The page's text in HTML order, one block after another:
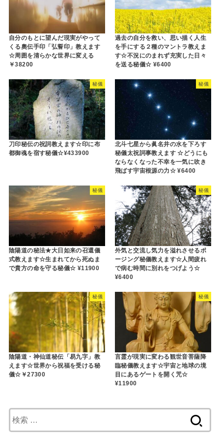
自分のもとに望んだ現実がやって
くる奧伝手印「弘誓印」教えます
☆周囲を清らかな世界に変える
￥38200
過去の自分を救い、思い描く人生
を手にする２種のマントラ教えま
す☆不況にのまれず充実した日々
を送る秘儀☆ ¥6400
秘儀
刀印秘伝の祝詞教えます☆印に布
都御魂を宿す秘儀☆¥433900
秘儀
北斗七星から眞名井の水を下ろす
秘儀太祝詞事教えます ☆どうにも
ならなくなった不幸を一気に吹き
飛ばす宇宙根源の力☆ ¥6400
秘儀
陰陽道の秘法★大日如来の召還儀
式教えます☆生まれてから死ぬま
で貴方の命を守る秘儀☆ ¥11900
秘儀
外気と交流し気力を溢れさせるポ
ージング秘儀教えます☆人間疲れ
で病む時間に別れをつげよう☆
¥6400
秘儀
陰陽道・神仙道秘伝「易九字」教
えます☆世界から祝福を受ける秘
儀☆￥27300
秘儀
言霊が現実に変わる観世音菩薩降
臨秘儀教えます☆宇宙と地球の境
目にあるゲートを開く咒☆
¥11900
索